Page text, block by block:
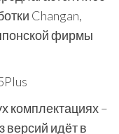
Changan,
фирмы
комплектациях –
версий идёт в